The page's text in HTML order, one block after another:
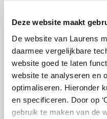
Deze website maakt
De website van Laurens
daarmee vergelijkbare
website goed te laten
website te analyseren en
optimaliseren. Hieronder
en specificeren. Door op
gebruik te maken van de
Bezoek- en postadres
Eastpoint
G.H. Betzweg 1
3068 AZ Rotterdam
010 332 3000
googlemaps